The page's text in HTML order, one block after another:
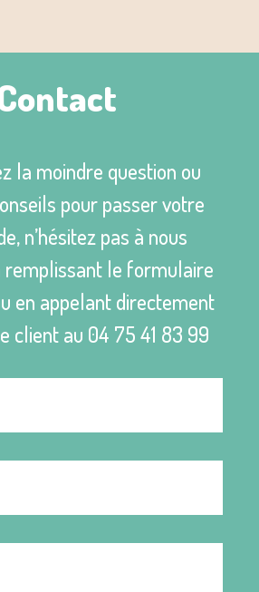
la moindre question ou
pour passer votre
n’hésitez pas à nous
remplissant le formulaire
en appelant directement
client au 04 75 41 83 99